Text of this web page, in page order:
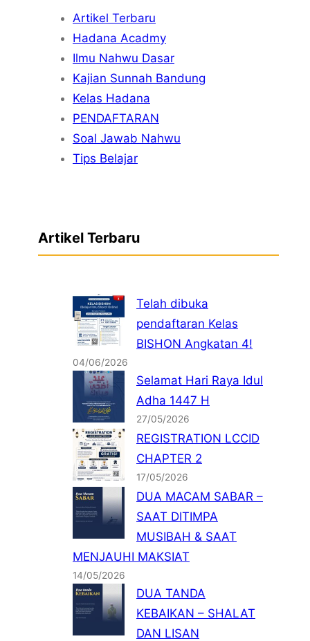
Artikel Terbaru
Hadana Acadmy
Ilmu Nahwu Dasar
Kajian Sunnah Bandung
Kelas Hadana
PENDAFTARAN
Soal Jawab Nahwu
Tips Belajar
Artikel Terbaru
Telah dibuka
pendaftaran Kelas
BISHON Angkatan 4!
04/06/2026
Selamat Hari Raya Idul
Adha 1447 H
27/05/2026
REGISTRATION LCCID
CHAPTER 2
17/05/2026
DUA MACAM SABAR –
SAAT DITIMPA
MUSIBAH & SAAT
MENJAUHI MAKSIAT
14/05/2026
DUA TANDA
KEBAIKAN – SHALAT
DAN LISAN